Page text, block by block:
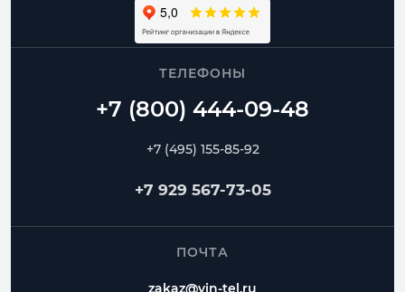
ТЕЛЕФОНЫ
+7 (495) 155-85-92
+7 929 567-73-05
ПОЧТА
zakaz@vin-tel.ru